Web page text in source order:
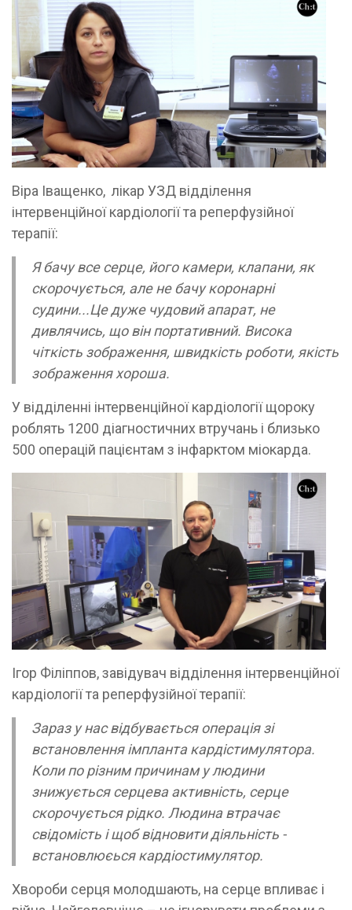
Віра Іващенко, лікар УЗД відділення
інтервенційної кардіології та реперфузійної
терапії:
Я бачу все серце, його камери, клапани, як
скорочується, але не бачу коронарні
судини...Це дуже чудовий апарат, не
дивлячись, що він портативний. Висока
чіткість зображення, швидкість роботи, якість
зображення хороша.
У відділенні інтервенційної кардіології щороку
роблять 1200 діагностичних втручань і близько
500 операцій пацієнтам з інфарктом міокарда.
Ігор Філіппов, завідувач відділення інтервенційної
кардіології та реперфузійної терапії:
Зараз у нас відбувається операція зі
встановлення імпланта кардістимулятора.
Коли по різним причинам у людини
знижується серцева активність, серце
скорочується рідко. Людина втрачає
свідомість і щоб відновити діяльність -
встановлюєься кардіостимулятор.
Хвороби серця молодшають, на серце впливає і